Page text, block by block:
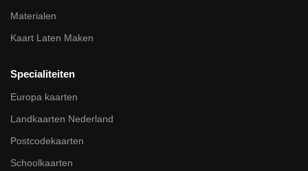
Materialen
Kaart Laten Maken
Specialiteiten
Europa kaarten
Landkaarten Nederland
Postcodekaarten
Schoolkaarten